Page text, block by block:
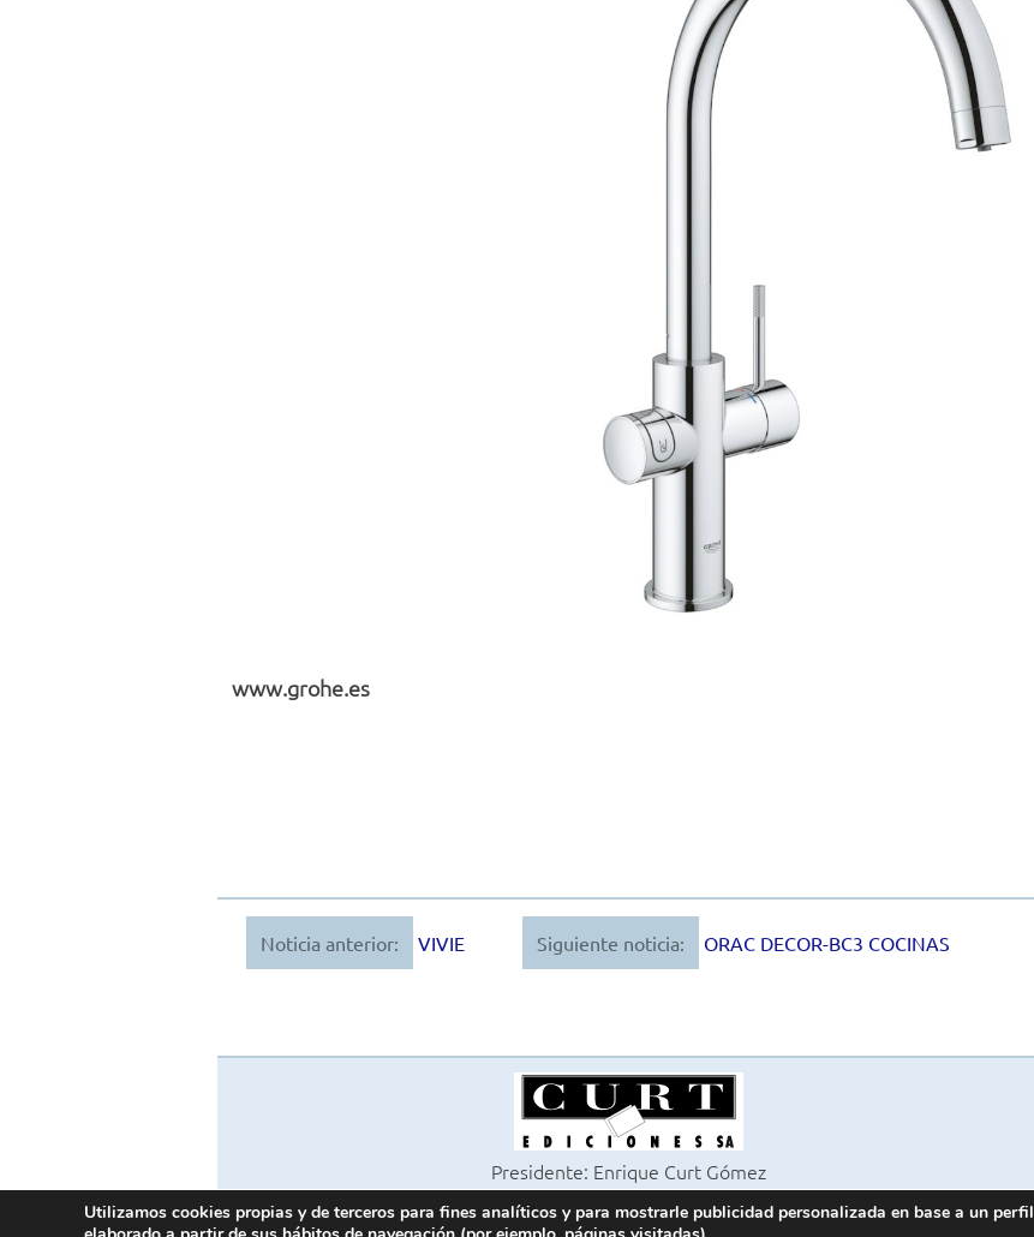
www.grohe.es
Navegación
Noticia anterior: VIVIE Siguiente noticia: ORAC DECOR-BC3 COCINAS
Presidente: Enrique Curt Gómez
Editora: Laura Curt Iborra
©2026 Revista Cocinas y Baños
Utilizamos cookies propias y de terceros para fines analíticos y para mostrarle publicidad personalizada en base a un perfil